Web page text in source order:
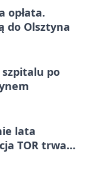
opłata.
do Olsztyna
po
lata
TOR trwa